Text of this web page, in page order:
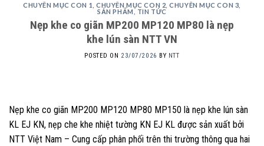
CHUYÊN MỤC CON 1 ,CHUYÊN MỤC CON 2 ,CHUYÊN MỤC CON 3
SẢN PHẨM , TIN TỨC
Nẹp khe co giãn MP200 MP120 MP80 là nẹp
khe lún sàn NTT VN
POSTED ON 23/07/2026 BY NTT
Nẹp khe co giãn MP200 MP120 MP80 MP150 là nẹp khe lún sàn
KL EJ KN, nẹp che khe nhiệt tường KN EJ KL được sản xuất bởi
NTT Việt Nam – Cung cấp phân phối trên thi trường thông qua hai